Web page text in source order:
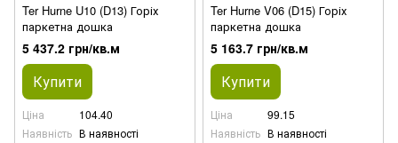
Ter Hurne U10 (D13) Горіх
паркетна дошка
5 437.2 грн/кв.м
Купити
Ціна
104.40
Наявність В наявності
Ter Hurne V06 (D15) Горіх
паркетна дошка
5 163.7 грн/кв.м
Купити
Ціна
99.15
Наявність В наявності